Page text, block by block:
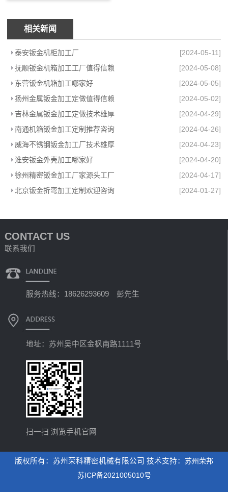
相关新闻
泰安钣金机柜加工厂
[2024-05-11]
抚顺钣金机箱加工工厂值得信赖
[2024-05-08]
东营钣金机箱加工哪家好
[2024-05-05]
扬州金属钣金加工定做值得信赖
[2024-05-02]
吉林金属钣金加工定做技术雄厚
[2024-04-29]
南通机箱钣金加工定制推荐咨询
[2024-04-26]
威海不锈钢钣金加工厂技术雄厚
[2024-04-23]
淮安钣金外壳加工哪家好
[2024-04-20]
徐州精密钣金加工厂家源头工厂
[2024-04-17]
北京钣金折弯加工定制欢迎咨询
[2024-01-27]
CONTACT US
联系我们
服务热线：18626293609 彭先生
地址：苏州吴中区金枫南路1111号
扫一扫 浏览手机官网
版权所有：苏州荣科精密机械有限公司 技术支持： 苏州荣邦
苏ICP备2021005010号